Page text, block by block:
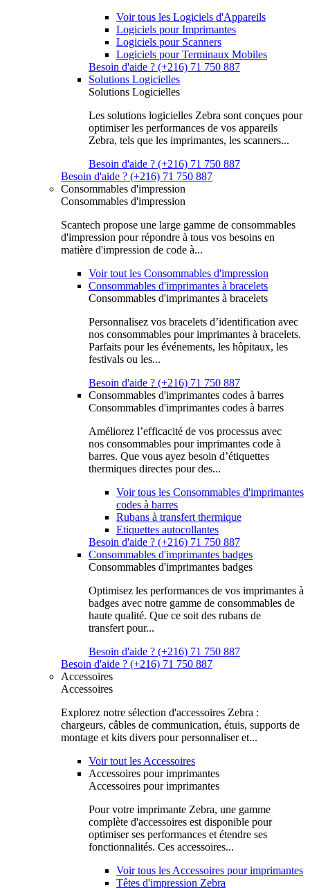
Voir tous les Logiciels d'Appareils
Logiciels pour Imprimantes
Logiciels pour Scanners
Logiciels pour Terminaux Mobiles
Besoin d'aide ? (+216) 71 750 887
Solutions Logicielles
Solutions Logicielles
Les solutions logicielles Zebra sont conçues pour
optimiser les performances de vos appareils
Zebra, tels que les imprimantes, les scanners...
Besoin d'aide ? (+216) 71 750 887
Besoin d'aide ? (+216) 71 750 887
Consommables d'impression
Consommables d'impression
Scantech propose une large gamme de consommables
d'impression pour répondre à tous vos besoins en
matière d'impression de code à...
Voir tout les Consommables d'impression
Consommables d'imprimantes à bracelets
Consommables d'imprimantes à bracelets
Personnalisez vos bracelets d’identification avec
nos consommables pour imprimantes à bracelets.
Parfaits pour les événements, les hôpitaux, les
festivals ou les...
Besoin d'aide ? (+216) 71 750 887
Consommables d'imprimantes codes à barres
Consommables d'imprimantes codes à barres
Améliorez l’efficacité de vos processus avec
nos consommables pour imprimantes code à
barres. Que vous ayez besoin d’étiquettes
thermiques directes pour des...
Voir tous les Consommables d'imprimantes
codes à barres
Rubans à transfert thermique
Etiquettes autocollantes
Besoin d'aide ? (+216) 71 750 887
Consommables d'imprimantes badges
Consommables d'imprimantes badges
Optimisez les performances de vos imprimantes à
badges avec notre gamme de consommables de
haute qualité. Que ce soit des rubans de
transfert pour...
Besoin d'aide ? (+216) 71 750 887
Besoin d'aide ? (+216) 71 750 887
Accessoires
Accessoires
Explorez notre sélection d'accessoires Zebra :
chargeurs, câbles de communication, étuis, supports de
montage et kits divers pour personnaliser et...
Voir tout les Accessoires
Accessoires pour imprimantes
Accessoires pour imprimantes
Pour votre imprimante Zebra, une gamme
complète d'accessoires est disponible pour
optimiser ses performances et étendre ses
fonctionnalités. Ces accessoires...
Voir tous les Accessoires pour imprimantes
Têtes d'impression Zebra